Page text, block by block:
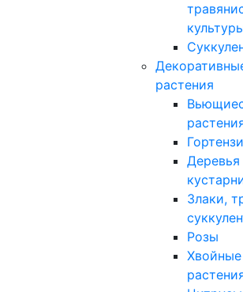
растения
Деревья
Злаки,
Розы
Хвойные